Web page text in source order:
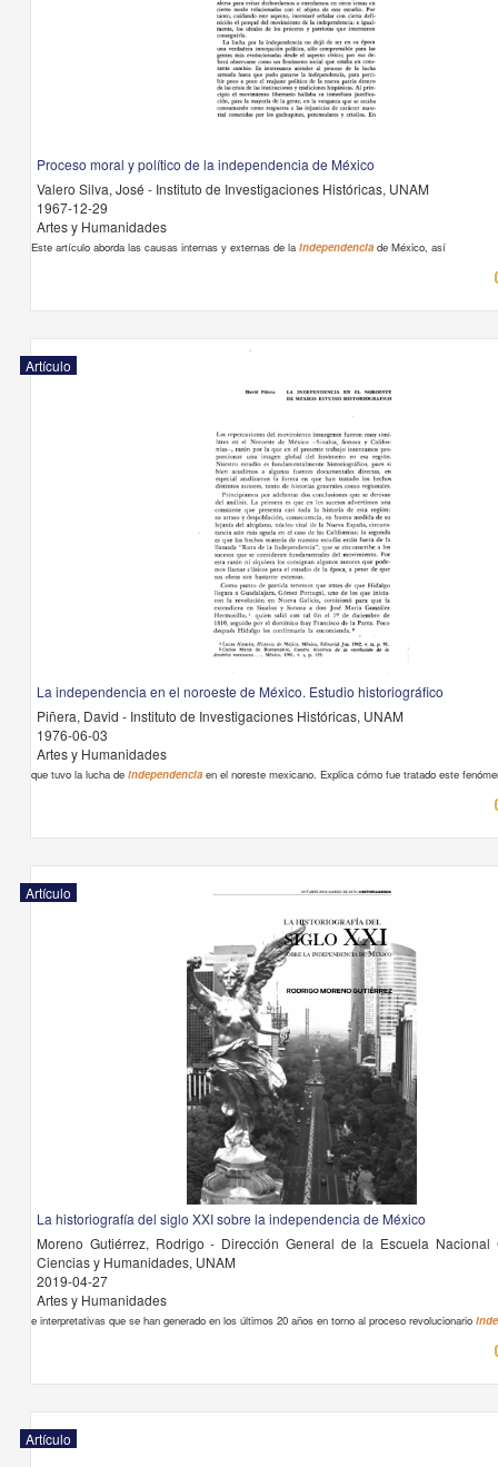
Proceso moral y político de la independencia de México
Valero Silva, José - Instituto de Investigaciones Históricas, UNAM
1967-12-29
Artes y Humanidades
Este artículo aborda las causas internas y externas de laindependencia de México, así
Artículo
La independencia en el noroeste de México. Estudio historiográfico
Piñera, David - Instituto de Investigaciones Históricas, UNAM
1976-06-03
Artes y Humanidades
que tuvo la lucha deindependencia en el noreste mexicano. Explica cómo fue tratado este
Artículo
La historiografía del siglo XXI sobre la independencia de México
Moreno Gutiérrez, Rodrigo - Dirección General de la Escuela Nacional
Ciencias y Humanidades, UNAM
2019-04-27
Artes y Humanidades
e interpretativas que se han generado en los últimos 20 años en torno al proceso revolucionario
Artículo